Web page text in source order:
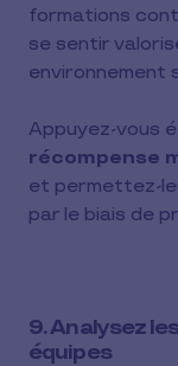
formations
se sentir
environnement
Appuyez-vous
récompense
et permettez-
par le biais de
9. Analysez
équipes